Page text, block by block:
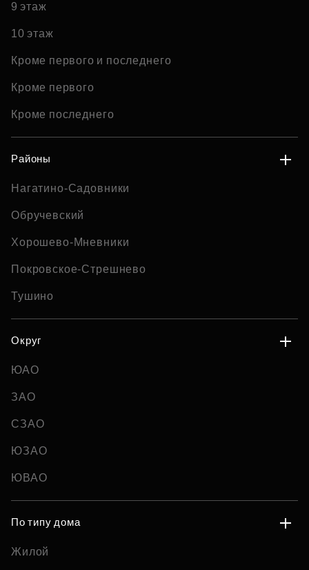
9 этаж
10 этаж
Кроме первого и последнего
Кроме первого
Кроме последнего
Районы
Нагатино-Садовники
Обручевский
Хорошево-Мневники
Покровское-Стрешнево
Тушино
Округ
ЮАО
ЗАО
СЗАО
ЮЗАО
ЮВАО
По типу дома
Жилой